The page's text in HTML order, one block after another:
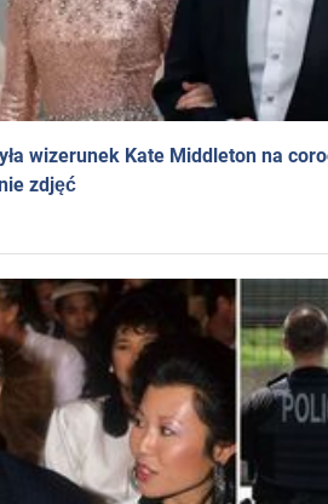
wizerunek Kate Middleton na
zdjęć